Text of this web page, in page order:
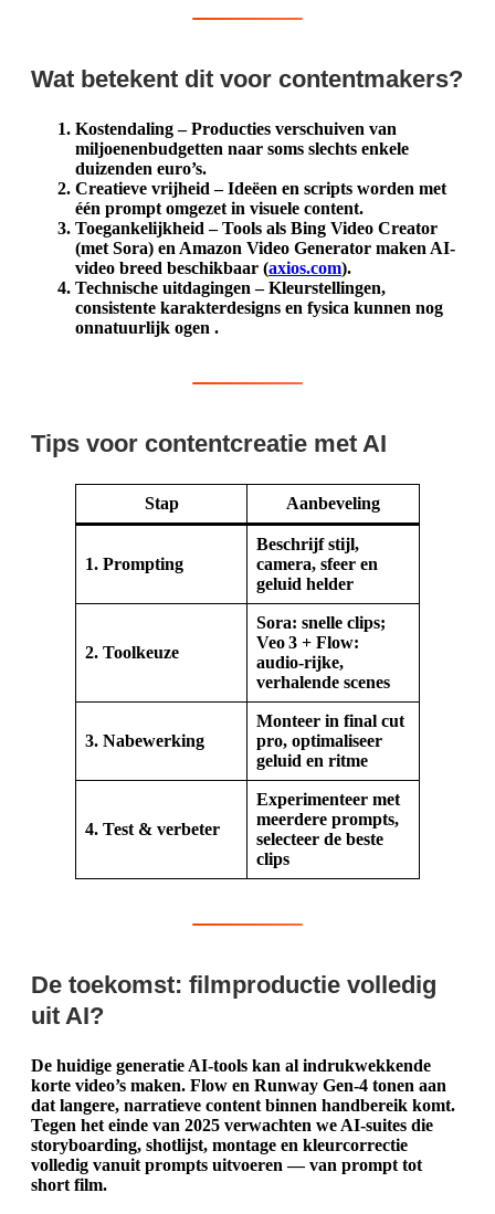
Wat betekent dit voor contentmakers?
Kostendaling– Producties verschuiven van
miljoenenbudgetten naar soms slechts enkele
duizenden euro’s.
Creatieve vrijheid – Ideëen en scripts worden met
één prompt omgezet in visuele content.
Toegankelijkheid – Tools als Bing Video Creator
(met Sora) en Amazon Video Generator maken AI-
video breed beschikbaar (axios.com).
Technische uitdagingen – Kleur­stellingen,
consistente karakter­designs en fysica kunnen nog
onnatuurlijk ogen .
Tips voor contentcreatie met AI
Stap Aanbeveling
1. Prompting
Beschrijf stijl,
camera, sfeer en
geluid helder
2. Toolkeuze
Sora: snelle clips;
Veo 3 + Flow:
audio-rijke,
verhalende scenes
3. Nabewerking
Monteer in final cut
pro, optimaliseer
geluid en ritme
4. Test & verbeter
Experimenteer met
meerdere prompts,
selecteer de beste
clips
De toekomst: filmproductie volledig
uit AI?
De huidige generatie AI-tools kan al indrukwekkende
korte video’s maken. Flow en Runway Gen‑4 tonen aan
dat langere, narratieve content binnen handbereik komt.
Tegen het einde van 2025 verwachten we AI-suites die
storyboarding, shotlijst, montage en kleurcorrectie
volledig vanuit prompts uitvoeren — van prompt tot
short film.